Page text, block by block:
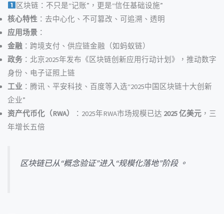
区块链：不只是“记账”，更是“信任基础设施”
核心特性 ：去中心化、不可篡改、可追溯、透明
应用场景 ：
金融 ：跨境支付、供应链金融（如蚂蚁链）
政务 ：北京2025年发布《区块链创新应用行动计划》，推动数字
身份、电子证照上链
工业 ：腾讯、平安科技、百度等入选“2025中国区块链十大创新
企业”
资产代币化（RWA）
：2025年RWA市场规模已达 2025 亿美元 ，三
年增长五倍
区块链已从“概念验证”进入“规模化落地”阶段 。